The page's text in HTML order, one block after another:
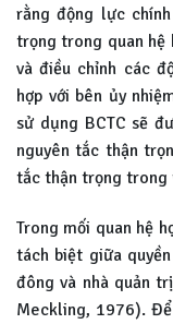
rằng động lực
trọng trong quan hệ
và điều chỉnh các
hợp với bên ủy
sử dụng BCTC sẽ
nguyên tắc thận
tắc thận trọng trong
Trong mối quan hệ
tách biệt giữa
đông và nhà quản
Meckling, 1976).